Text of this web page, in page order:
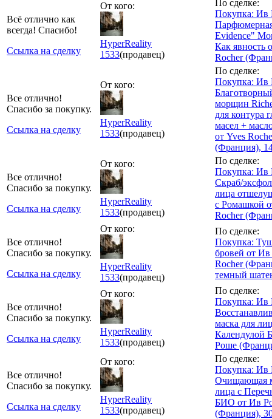
Всё отлично как
всегда! Спасибо!
Ссылка на сделку
От кого:
HyperReality
1533(продавец)
По сделке:
Покупка: Ив
Evidence"
Как явность
Rocher
Все отлично!
Спасибо за покупку.
Ссылка на сделку
От кого:
HyperReality
1533(продавец)
По сделке:
Покупка: Ив
морщин
для контура
масел +
от Yves
(Франция),
Все отлично!
Спасибо за покупку.
Ссылка на сделку
От кого:
HyperReality
1533(продавец)
По сделке:
Покупка: Ив
Скраб/
лица
с Ромашкой
Rocher
Все отлично!
Спасибо за покупку.
Ссылка на сделку
От кого:
HyperReality
1533(продавец)
По сделке:
Покупка:
бровей от
Rocher
темный
Все отлично!
Спасибо за покупку.
Ссылка на сделку
От кого:
HyperReality
1533(продавец)
По сделке:
Покупка: Ив
маска для
Календулой
Роше
Все отлично!
Спасибо за покупку.
Ссылка на сделку
От кого:
HyperReality
1533(продавец)
По сделке:
Покупка: Ив
Очищающая
лица с
БИО от Ив
(Франция),